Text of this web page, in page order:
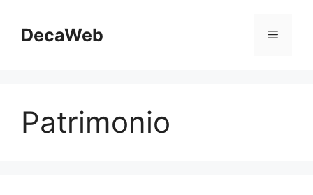
contenido
DecaWeb Menú
Patrimonio